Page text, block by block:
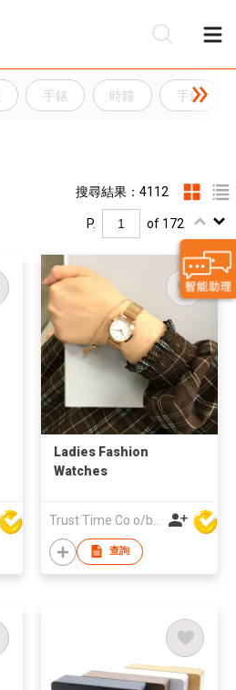
手錶 時鐘 手錶
搜尋結果：4112
P. of 172
Ladies Fashion
Watches
查詢